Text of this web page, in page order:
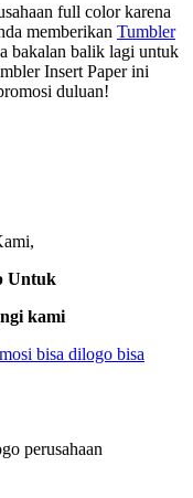
full color karena
memberikan Tumbler
bakalan balik lagi untuk
Insert Paper ini
duluan!
Untuk
kami
bisa dilogo bisa
perusahaan